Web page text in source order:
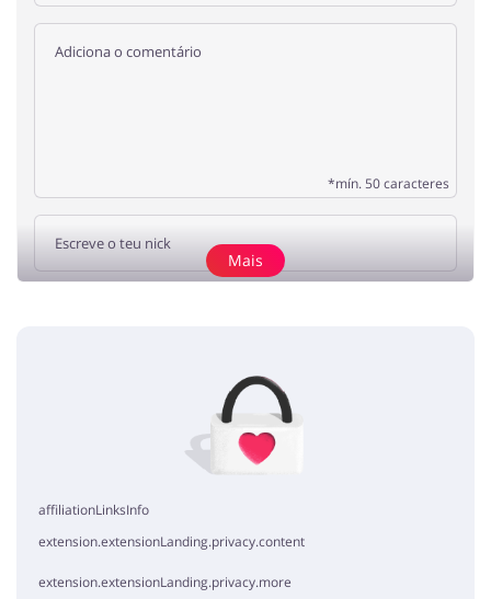
*mín. 50 caracteres
Sem elementos
Mais
affiliationLinksInfo
extension.extensionLanding.privacy.content
extension.extensionLanding.privacy.more